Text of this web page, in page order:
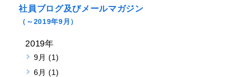
社員ブログ及びメールマガジン
（～2019年9月）
2019年
9月 (1)
6月 (1)